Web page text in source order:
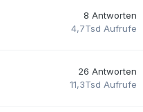
8 Antworten
4,7Tsd Aufrufe
26 Antworten
11,3Tsd Aufrufe